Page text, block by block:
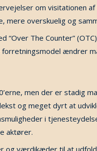
om visitationen
mere overskuelig og
The Counter”
ændrer
men der er stadig
og meget dyrt at
i
aktører.
og værdikæder til at